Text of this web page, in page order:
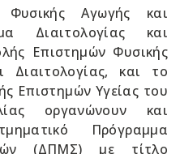
Αγωγής και
Διαιτολογίας και
Επιστημών Φυσικής
Διαιτολογίας, και το
Επιστημών Υγείας του
οργανώνουν και
Πρόγραμμα
(ΔΠΜΣ) με τίτλο